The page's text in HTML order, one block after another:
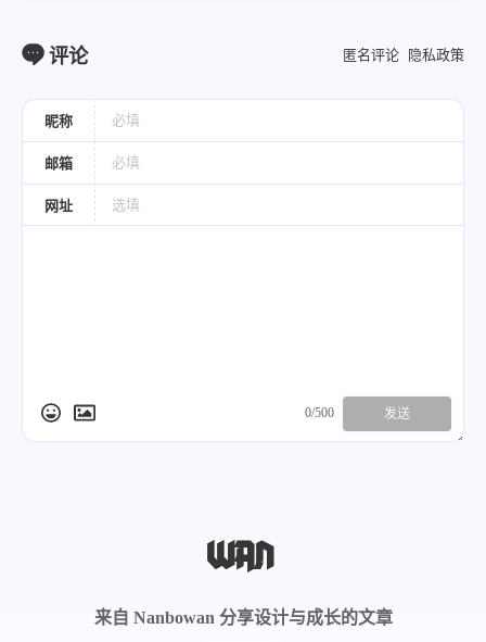
评论 匿名评论 隐私政策
昵称
邮箱
网址
0/500 发送
来自 Nanbowan 分享设计与成长的文章